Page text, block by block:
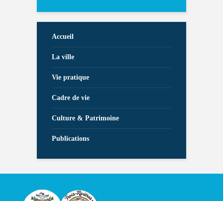
Accueil
La ville
Vie pratique
Cadre de vie
Culture & Patrimoine
Publications